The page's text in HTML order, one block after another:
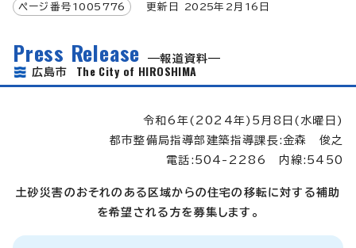
ページ番号 1005776 更新日 2025年2月 16 日
Press Release
報道資料
広島市 The City of HIROSHIMA
令和6年(2024年)5月8日(水曜日)
都市整備局指導部建築指導課長:金森 俊之
電話:504-2286 内線:5450
土砂災害のおそれのある区域からの住宅の移転に対する補助
を希望される方を募集します。